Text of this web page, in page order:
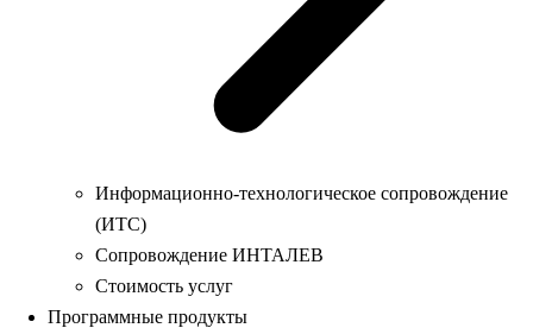
Информационно-технологическое сопровождение
(ИТС)
Сопровождение ИНТАЛЕВ
Стоимость услуг
Программные продукты